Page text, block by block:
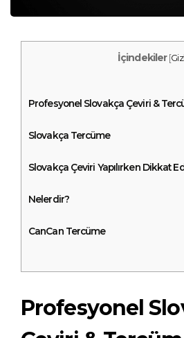
İçindekiler [
Profesyonel Slovakça Çeviri &
Slovakça Tercüme
Slovakça Çeviri Yapılırken Dikkat
Nelerdir?
CanCan Tercüme
Profesyonel